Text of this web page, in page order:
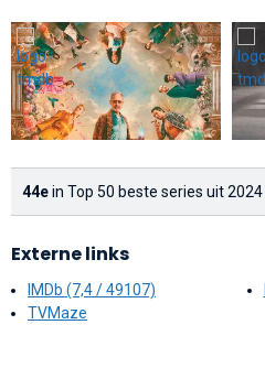
44ein Top 50 beste series uit 2024
Externe links
IMDb (7,4 / 49107)
TVMaze